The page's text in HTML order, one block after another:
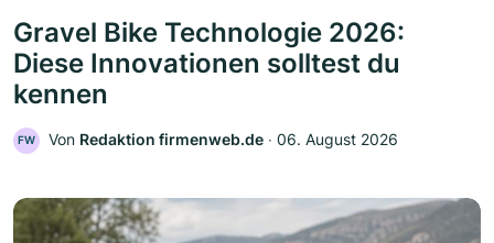
Gravel Bike Technologie 2026:
Diese Innovationen solltest du
kennen
FW Von Redaktion firmenweb.de ‧ 06. August 2026